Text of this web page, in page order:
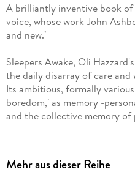
A brilliantly inventive book
voice, whose work John
and new."
Sleepers Awake, Oli
the daily disarray of care
Its ambitious, formally
boredom," as memory -
and the collective memory
Mehr aus dieser Reihe